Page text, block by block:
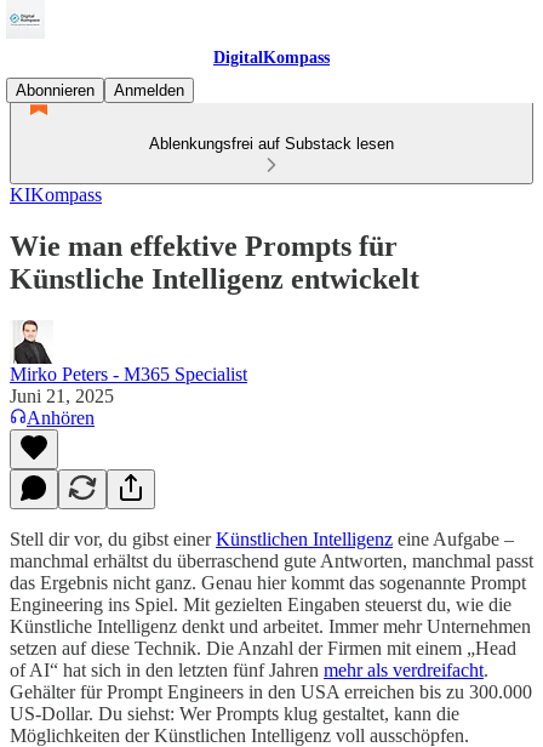
DigitalKompass
Abonnieren
Anmelden
Ablenkungsfrei auf Substack lesen
KIKompass
Wie man effektive Prompts für
Künstliche Intelligenz entwickelt
Mirko Peters - M365 Specialist
Juni 21, 2025
Anhören
Stell dir vor, du gibst einerKünstlichen Intelligenz eine Aufgabe –
manchmal erhältst du überraschend gute Antworten, manchmal passt
das Ergebnis nicht ganz. Genau hier kommt das sogenannte Prompt
Engineering ins Spiel. Mit gezielten Eingaben steuerst du, wie die
Künstliche Intelligenz denkt und arbeitet. Immer mehr Unternehmen
setzen auf diese Technik. Die Anzahl der Firmen mit einem „Head
of AI“ hat sich in den letzten fünf Jahren mehr als verdreifacht.
Gehälter für Prompt Engineers in den USA erreichen bis zu 300.000
US-Dollar. Du siehst: Wer Prompts klug gestaltet, kann die
Möglichkeiten der Künstlichen Intelligenz voll ausschöpfen.